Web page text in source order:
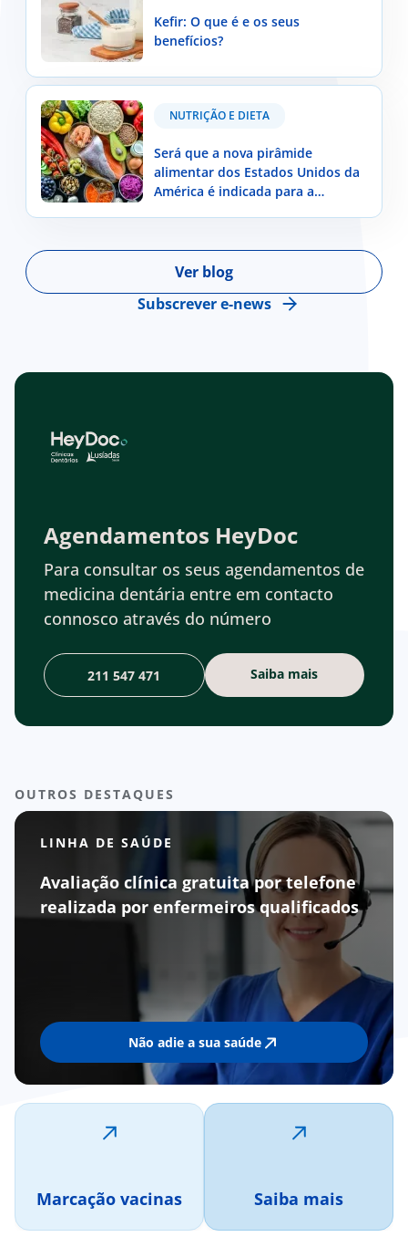
Kefir: O que é e os seus
benefícios?
NUTRIÇÃO E DIETA
Será que a nova pirâmide
alimentar dos Estados Unidos da
América é indicada para a
Será que a nova pirâmide alimentar dos Estados
Unidos da América é indicada para a população
portuguesa?
Subscrever e-news
Ver blog
Agendamentos HeyDoc
Para consultar os seus agendamentos de
medicina dentária entre em contacto
connosco através do número
211 547 471 Saiba mais
OUTROS DESTAQUES
LINHA DE SAÚDE
Não adie a sua saúde
Avaliação clínica gratuita por telefone
realizada por enfermeiros qualificados
Marcação vacinas Saiba mais